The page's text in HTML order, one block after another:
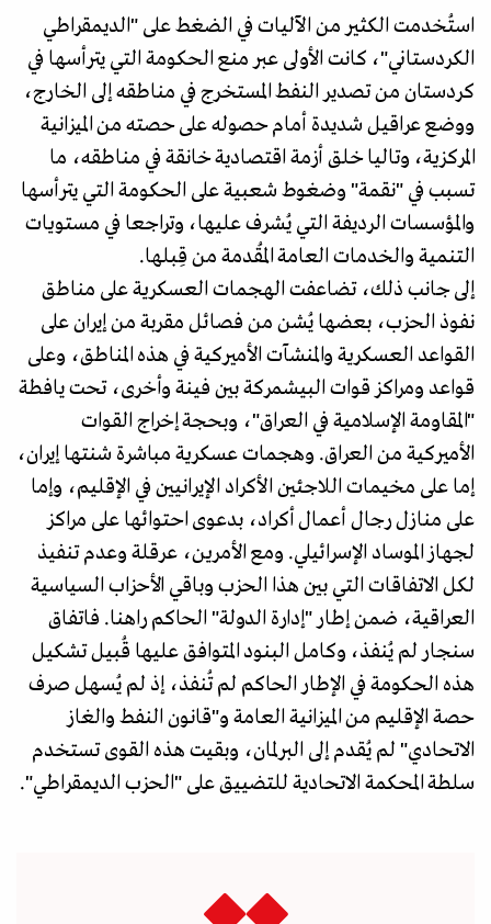
استُخدمت الكثير من الآليات في الضغط على "الديمقراطي
الكردستاني"، كانت الأولى عبر منع الحكومة التي يترأسها في
كردستان من تصدير النفط المستخرج في مناطقه إلى الخارج،
ووضع عراقيل شديدة أمام حصوله على حصته من الميزانية
المركزية، وتاليا خلق أزمة اقتصادية خانقة في مناطقه، ما
تسبب في "نقمة" وضغوط شعبية على الحكومة التي يترأسها
والمؤسسات الرديفة التي يُشرف عليها، وتراجعا في مستويات
التنمية والخدمات العامة المُقدمة من قِبلها.
إلى جانب ذلك، تضاعفت الهجمات العسكرية على مناطق
نفوذ الحزب، بعضها يُشن من فصائل مقربة من إيران على
القواعد العسكرية والمنشآت الأميركية في هذه المناطق، وعلى
قواعد ومراكز قوات البيشمركة بين فينة وأخرى، تحت يافطة
"المقاومة الإسلامية في العراق"، وبحجة إخراج القوات
الأميركية من العراق. وهجمات عسكرية مباشرة شنتها إيران،
إما على مخيمات اللاجئين الأكراد الإيرانيين في الإقليم، وإما
على منازل رجال أعمال أكراد، بدعوى احتوائها على مراكز
لجهاز الموساد الإسرائيلي. ومع الأمرين، عرقلة وعدم تنفيذ
لكل الاتفاقات التي بين هذا الحزب وباقي الأحزاب السياسية
العراقية، ضمن إطار "إدارة الدولة" الحاكم راهنا. فاتفاق
سنجار لم يُنفذ، وكامل البنود المتوافق عليها قُبيل تشكيل
هذه الحكومة في الإطار الحاكم لم تُنفذ، إذ لم يُسهل صرف
حصة الإقليم من الميزانية العامة و"قانون النفط والغاز
الاتحادي" لم يُقدم إلى البرلمان، وبقيت هذه القوى تستخدم
سلطة المحكمة الاتحادية للتضييق على "الحزب الديمقراطي".